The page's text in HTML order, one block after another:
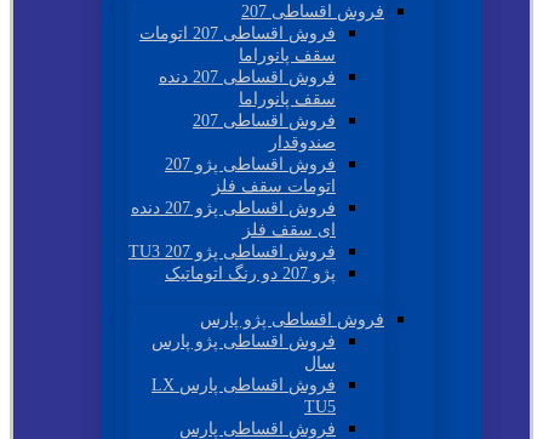
فروش اقساطی 207
فروش اقساطی 207 اتومات
سقف پانوراما
فروش اقساطی 207 دنده
سقف پانوراما
فروش اقساطی 207
صندوقدار
فروش اقساطی پژو 207
اتومات سقف فلز
فروش اقساطی پژو 207 دنده
ای سقف فلز
فروش اقساطی پژو 207 TU3
پژو 207 دو رنگ اتوماتیک
فروش اقساطی پژو پارس
فروش اقساطی پژو پارس
سال
فروش اقساطی پارس LX
TU5
فروش اقساطی پارس